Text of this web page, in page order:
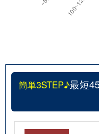
簡単3STEP♪最短